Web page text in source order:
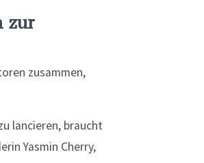
zur
zusammen,
lancieren, braucht
Yasmin Cherry,